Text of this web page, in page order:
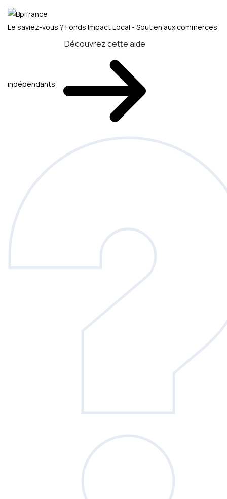
Le saviez-vous ? Fonds Impact Local - Soutien aux commerces
indépendants
Découvrez cette aide